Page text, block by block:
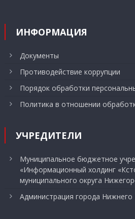
ИНФОРМАЦИЯ
Документы
Противодействие коррупции
Порядок обработки
Политика в отношении
УЧРЕДИТЕЛИ
Муниципальное бюджетное
«Информационный холдинг
муниципального округа
Администрация города Нижнего